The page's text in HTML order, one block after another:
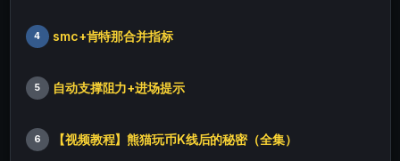
4 smc+肯特那合并指标
5 自动支撑阻力+进场提示
6 【视频教程】熊猫玩币K线后的秘密（全集）